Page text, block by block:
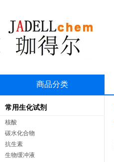
商品分类
常用生化试剂
核酸
碳水化合物
抗生素
生物缓冲液